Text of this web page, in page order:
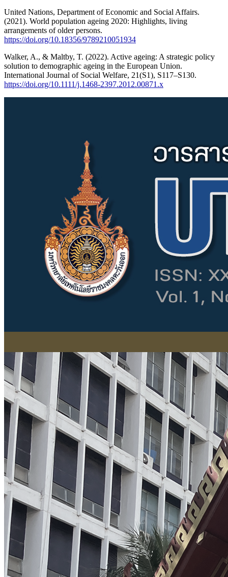
United Nations, Department of Economic and Social Affairs.
(2021). World population ageing 2020: Highlights, living
arrangements of older persons.
https://doi.org/10.18356/9789210051934
Walker, A., & Maltby, T. (2022). Active ageing: A strategic policy
solution to demographic ageing in the European Union.
International Journal of Social Welfare, 21(S1), S117–S130.
https://doi.org/10.1111/j.1468-2397.2012.00871.x